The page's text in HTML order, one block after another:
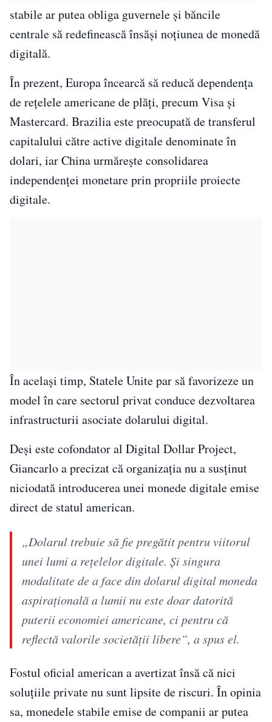
stabile ar putea obliga guvernele și băncile
centrale să redefinească însăși noțiunea de monedă
digitală.
În prezent, Europa încearcă să reducă dependența
de rețelele americane de plăți, precum Visa și
Mastercard. Brazilia este preocupată de transferul
capitalului către active digitale denominate în
dolari, iar China urmărește consolidarea
independenței monetare prin propriile proiecte
digitale.
În același timp, Statele Unite par să favorizeze un
model în care sectorul privat conduce dezvoltarea
infrastructurii asociate dolarului digital.
Deși este cofondator al Digital Dollar Project,
Giancarlo a precizat că organizația nu a susținut
niciodată introducerea unei monede digitale emise
direct de statul american.
„Dolarul trebuie să fie pregătit pentru viitorul
unei lumi a rețelelor digitale. Și singura
modalitate de a face din dolarul digital moneda
aspirațională a lumii nu este doar datorită
puterii economiei americane, ci pentru că
reflectă valorile societății libere”, a spus el.
Fostul oficial american a avertizat însă că nici
soluțiile private nu sunt lipsite de riscuri. În opinia
sa, monedele stabile emise de companii ar putea